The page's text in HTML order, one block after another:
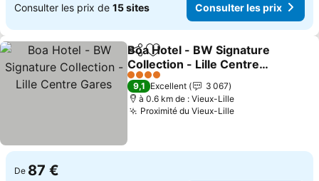
Consulter les prix de 15 sites Consulter les prix
PartagerAjouter à mes favoris
Boa Hotel - BW Signature
Collection - Lille Centre
Gares
Consulter les prix
4 Étoiles
9,1 Excellent
3 067
à 0.6 km de : Vieux-Lille
Proximité du Vieux-LilleConsulter les
De 87 €